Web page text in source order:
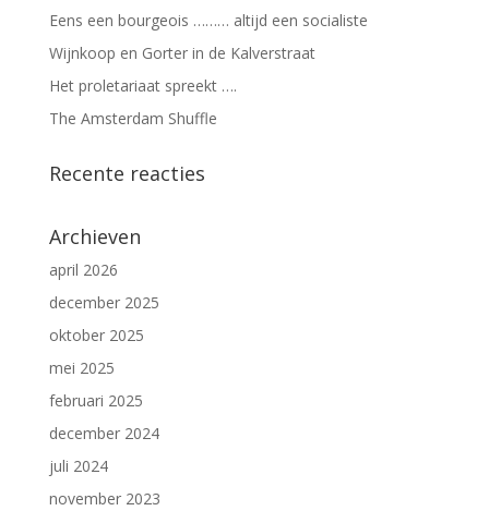
Eens een bourgeois ……… altijd een socialiste
Wijnkoop en Gorter in de Kalverstraat
Het proletariaat spreekt ….
The Amsterdam Shuffle
Recente reacties
Archieven
april 2026
december 2025
oktober 2025
mei 2025
februari 2025
december 2024
juli 2024
november 2023